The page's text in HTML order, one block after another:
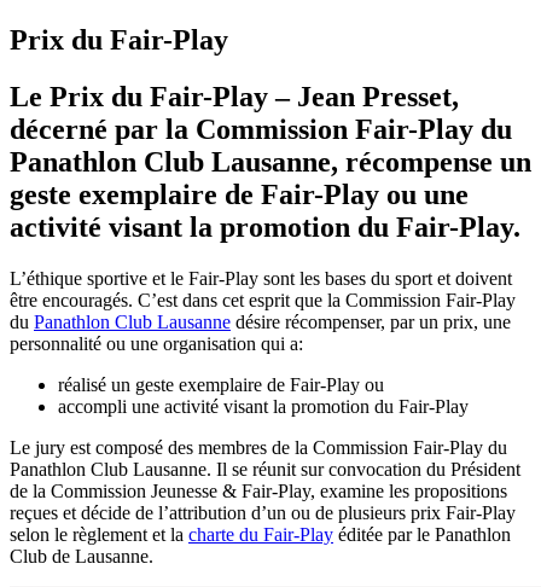
Prix du Fair-Play
Le Prix du Fair-Play – Jean Presset,
décerné par la Commission Fair-Play du
Panathlon Club Lausanne, récompense un
geste exemplaire de Fair-Play ou une
activité visant la promotion du Fair-Play.
L’éthique sportive et le Fair-Play sont les bases du sport et doivent
être encouragés. C’est dans cet esprit que la Commission Fair-Play
du Panathlon Club Lausanne désire récompenser, par un prix, une
personnalité ou une organisation qui a:
réalisé un geste exemplaire de Fair-Play ou
accompli une activité visant la promotion du Fair-Play
Le jury est composé des membres de la Commission Fair-Play du
Panathlon Club Lausanne. Il se réunit sur convocation du Président
de la Commission Jeunesse & Fair-Play, examine les propositions
reçues et décide de l’attribution d’un ou de plusieurs prix Fair-Play
selon le règlement et la charte du Fair-Play éditée par le Panathlon
Club de Lausanne.